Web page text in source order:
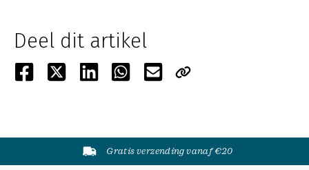
Deel dit artikel
Gratis verzending vanaf €20